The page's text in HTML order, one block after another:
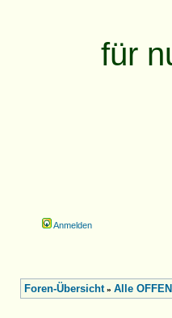
für
Anmelden
Foren-Übersicht» Alle